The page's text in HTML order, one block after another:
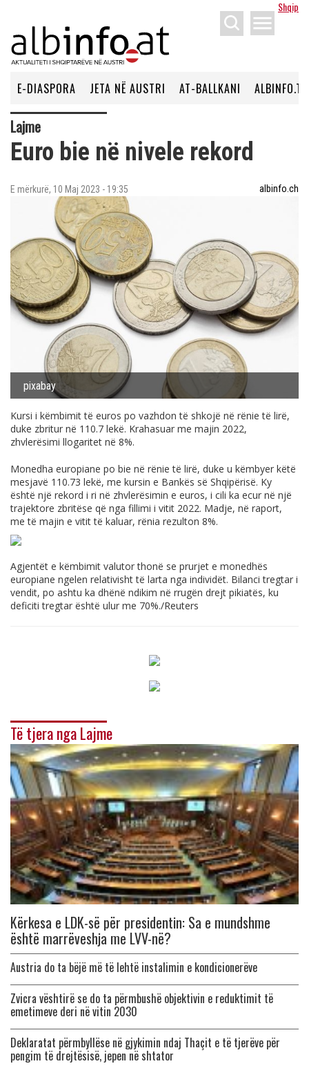
Shqip
menu
E-DIASPORA JETA NË AUSTRI AT-BALLKANI ALBINFO.TV
Lajme
Euro bie në nivele rekord
E mërkurë, 10 Maj 2023 - 19:35 albinfo.ch
pixabay
Kursi i këmbimit të euros po vazhdon të shkojë në rënie të lirë,
duke zbritur në 110.7 lekë. Krahasuar me majin 2022,
zhvlerësimi llogaritet në 8%.
Monedha europiane po bie në rënie të lirë, duke u këmbyer këtë
mesjavë 110.73 lekë, me kursin e Bankës së Shqipërisë. Ky
është një rekord i ri në zhvlerësimin e euros, i cili ka ecur në një
trajektore zbritëse që nga fillimi i vitit 2022. Madje, në raport,
me të majin e vitit të kaluar, rënia rezulton 8%.
Agjentët e këmbimit valutor thonë se prurjet e monedhës
europiane ngelen relativisht të larta nga individët. Bilanci tregtar i
vendit, po ashtu ka dhënë ndikim në rrugën drejt pikiatës, ku
deficiti tregtar është ulur me 70%./Reuters
Të tjera nga Lajme
Kërkesa e LDK-së për presidentin: Sa e mundshme
është marrëveshja me LVV-në?
Austria do ta bëjë më të lehtë instalimin e kondicionerëve
Zvicra vështirë se do ta përmbushë objektivin e reduktimit të
emetimeve deri në vitin 2030
Deklaratat përmbyllëse në gjykimin ndaj Thaçit e të tjerëve për
pengim të drejtësisë, jepen në shtator